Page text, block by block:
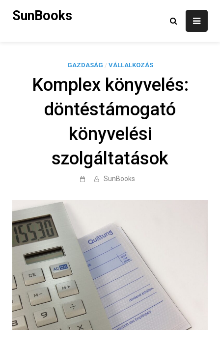
SunBooks
GAZDASÁG / VÁLLALKOZÁS
Komplex könyvelés:
döntéstámogató
könyvelési
szolgáltatások
SunBooks